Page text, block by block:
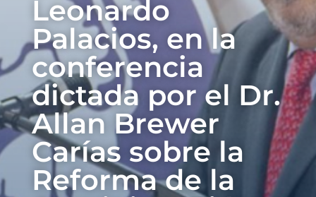
Leonardo
Palacios, en la
conferencia
dictada por el Dr.
Allan Brewer
Carías sobre la
Reforma de la